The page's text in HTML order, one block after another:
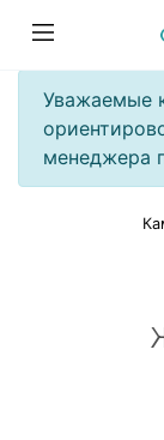
Уважаемые
менеджера